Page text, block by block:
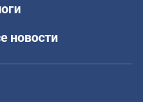
новости